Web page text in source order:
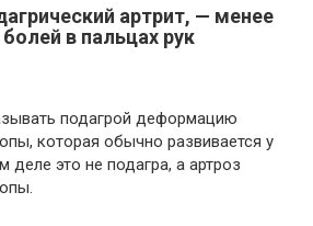
артрит, — менее
в пальцах рук
подагрой деформацию
которая обычно развивается у
это не подагра, а артроз